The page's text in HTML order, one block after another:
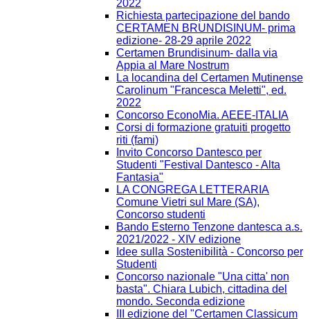
2022
Richiesta partecipazione del bando
CERTAMEN BRUNDISINUM- prima
edizione- 28-29 aprile 2022
Certamen Brundisinum- dalla via
Appia al Mare Nostrum
La locandina del Certamen Mutinense
Carolinum "Francesca Meletti", ed.
2022
Concorso EconoMia. AEEE-ITALIA
Corsi di formazione gratuiti progetto
riti (fami)
Invito Concorso Dantesco per
Studenti "Festival Dantesco - Alta
Fantasia"
LA CONGREGA LETTERARIA
Comune Vietri sul Mare (SA),
Concorso studenti
Bando Esterno Tenzone dantesca a.s.
2021/2022 - XIV edizione
Idee sulla Sostenibilità - Concorso per
Studenti
Concorso nazionale "Una citta' non
basta". Chiara Lubich, cittadina del
mondo. Seconda edizione
III edizione del "Certamen Classicum